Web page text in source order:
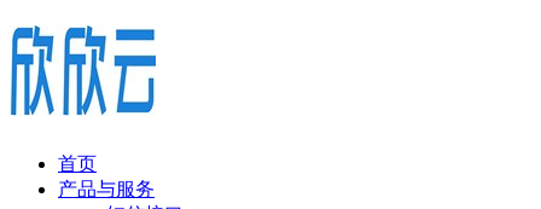
首页
产品与服务